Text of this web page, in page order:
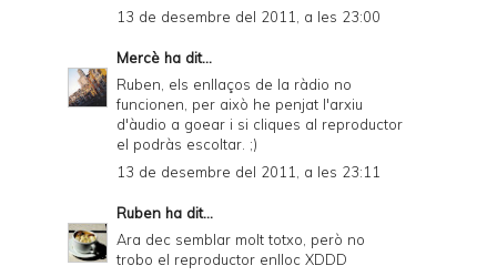
13 de desembre del 2011, a les 23:00
Mercè ha dit...
Ruben, els enllaços de la ràdio no
funcionen, per això he penjat l'arxiu
d'àudio a goear i si cliques al reproductor
el podràs escoltar. ;)
13 de desembre del 2011, a les 23:11
Ruben ha dit...
Ara dec semblar molt totxo, però no
trobo el reproductor enlloc XDDD